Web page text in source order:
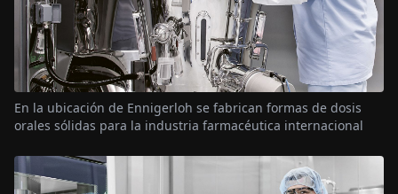
En la ubicación de Ennigerloh se fabrican formas de dosis
orales sólidas para la industria farmacéutica internacional